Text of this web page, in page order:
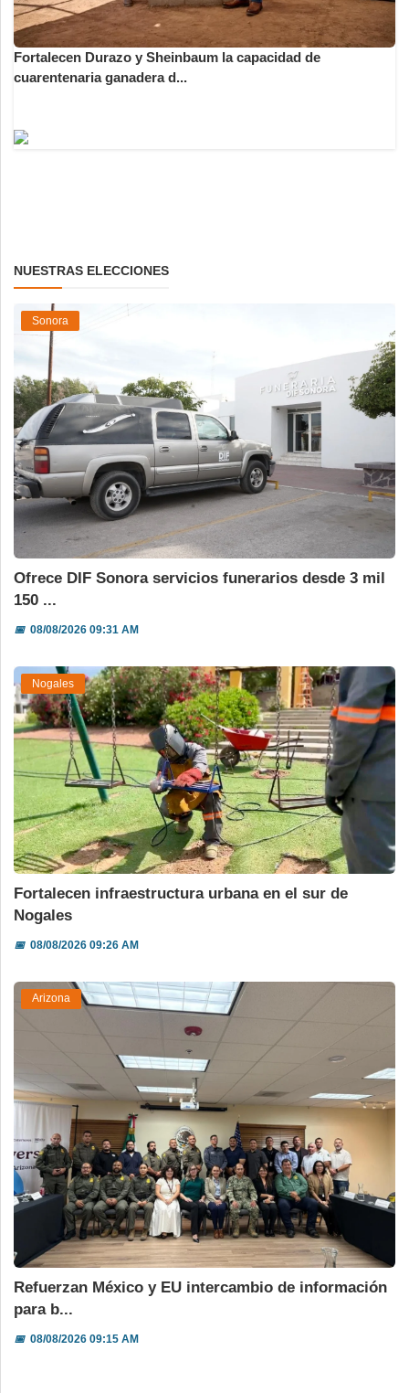
Fortalecen Durazo y Sheinbaum la capacidad de
cuarentenaria ganadera d...
NUESTRAS ELECCIONES
Sonora
Ofrece DIF Sonora servicios funerarios desde 3 mil
150 ...
📅08/08/2026 09:31 AM
Nogales
Fortalecen infraestructura urbana en el sur de
Nogales
📅08/08/2026 09:26 AM
Arizona
Refuerzan México y EU intercambio de información
para b...
📅08/08/2026 09:15 AM